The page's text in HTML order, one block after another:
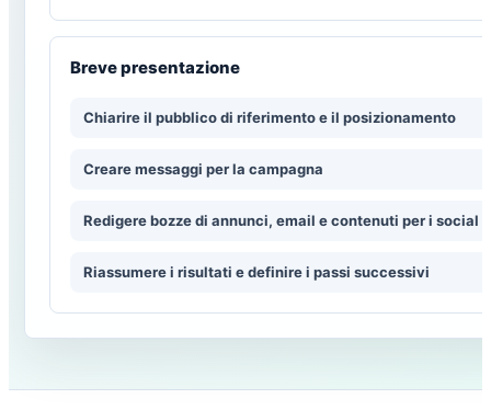
Breve presentazione
Chiarire il pubblico di riferimento e il posizionamento
Creare messaggi per la campagna
Redigere bozze di annunci, email e contenuti per i social
Riassumere i risultati e definire i passi successivi